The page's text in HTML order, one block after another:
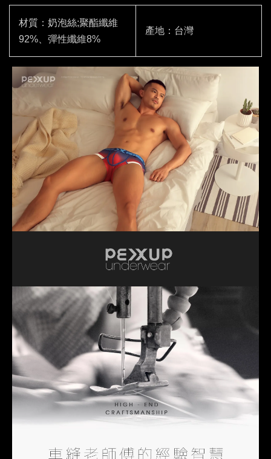
材質：奶泡絲;聚酯纖維
92%、彈性纖維8%
產地：台灣